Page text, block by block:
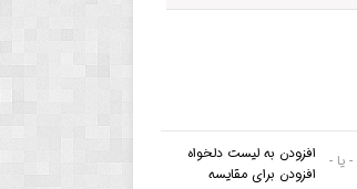
- یا - افزودن به لیست دلخواه
افزودن برای مقایسه